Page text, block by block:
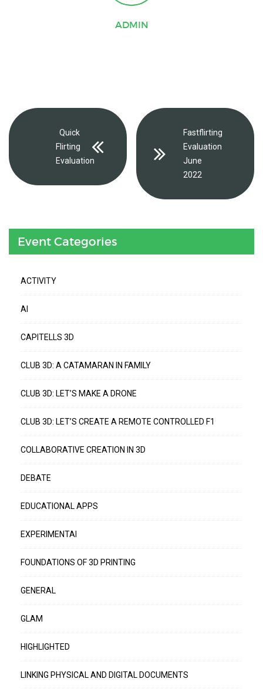
ADMIN
Quick
Flirting
Evaluation
Fastflirting
Evaluation
June
2022
Event Categories
ACTIVITY
AI
CAPITELLS 3D
CLUB 3D: A CATAMARAN IN FAMILY
CLUB 3D: LET’S MAKE A DRONE
CLUB 3D: LET’S CREATE A REMOTE CONTROLLED F1
COLLABORATIVE CREATION IN 3D
DEBATE
EDUCATIONAL APPS
EXPERIMENTAI
FOUNDATIONS OF 3D PRINTING
GENERAL
GLAM
HIGHLIGHTED
LINKING PHYSICAL AND DIGITAL DOCUMENTS